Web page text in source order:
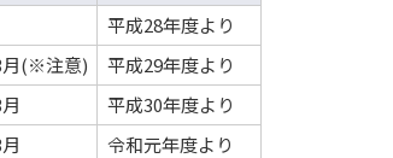
平成28年度より
月(※注意)
平成29年度より
平成30年度より
令和元年度より